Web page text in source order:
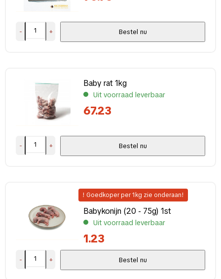
10 kg
2-9 kg (4)
- + Bestel nu
Baby rat 1kg
Uit voorraad leverbaar
67.23
- + Bestel nu
! Goedkoper per 1kg zie onderaan!
Babykonijn (20 - 75g) 1st
Uit voorraad leverbaar
1.23
- + Bestel nu